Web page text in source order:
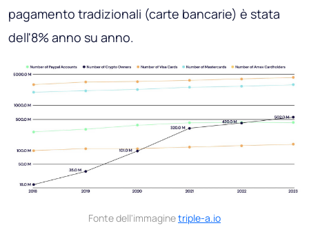
pagamento tradizionali (carte bancarie) è stata
dell'8% anno su anno.
Fonte dell'immaginetriple-a.io